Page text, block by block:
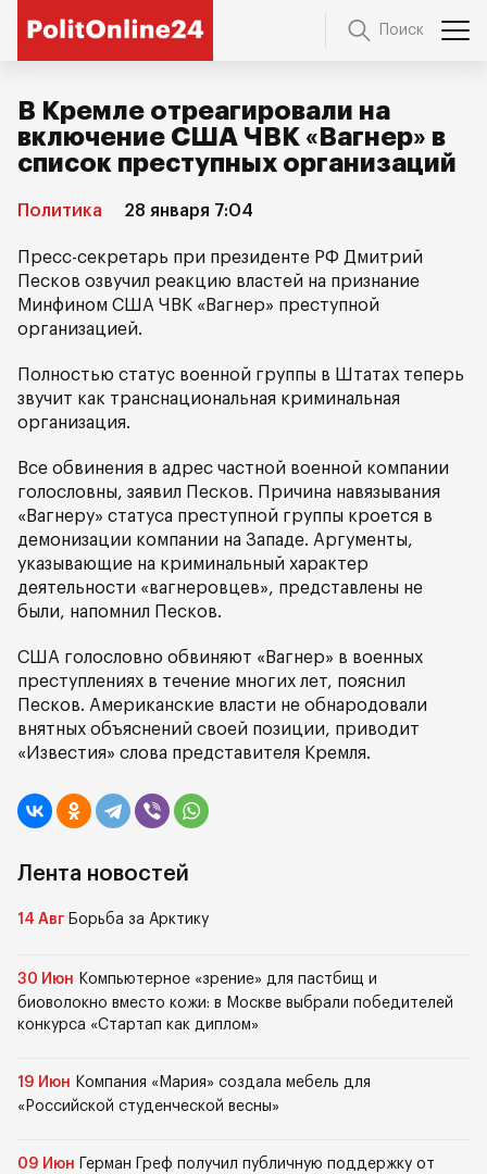
Поиск
В Кремле отреагировали на
включение США ЧВК «Вагнер» в
список преступных организаций
Политика 28 января 7:04
Пресс-секретарь при президенте РФ Дмитрий
Песков озвучил реакцию властей на признание
Минфином США ЧВК «Вагнер» преступной
организацией.
Полностью статус военной группы в Штатах теперь
звучит как транснациональная криминальная
организация.
Все обвинения в адрес частной военной компании
голословны, заявил Песков. Причина навязывания
«Вагнеру» статуса преступной группы кроется в
демонизации компании на Западе. Аргументы,
указывающие на криминальный характер
деятельности «вагнеровцев», представлены не
были, напомнил Песков.
США голословно обвиняют «Вагнер» в военных
преступлениях в течение многих лет, пояснил
Песков. Американские власти не обнародовали
внятных объяснений своей позиции, приводит
«Известия» слова представителя Кремля.
Лента новостей
14 Авг Борьба за Арктику
30 Июн Компьютерное «зрение» для пастбищ и
биоволокно вместо кожи: в Москве выбрали победителей
конкурса «Стартап как диплом»
19 Июн Компания «Мария» создала мебель для
«Российской студенческой весны»
09 Июн
Герман Греф получил публичную поддержку от